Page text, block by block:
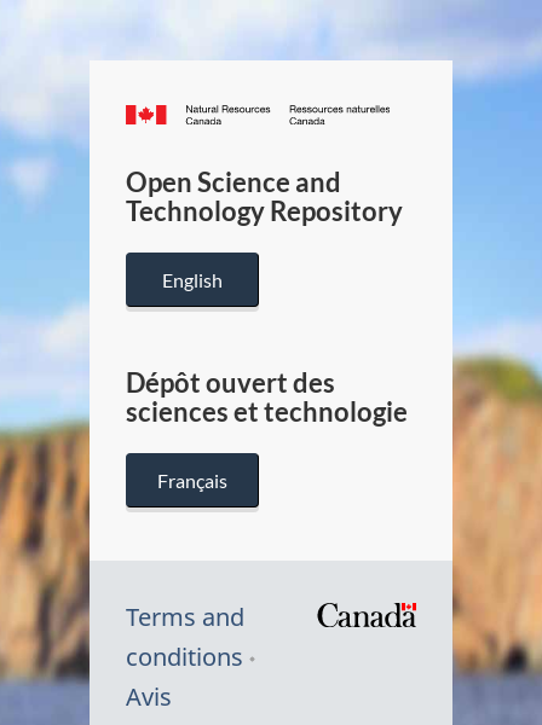
Canada.ca
/
Canada
Open Science and
Technology Repository
English
Dépôt ouvert des
sciences et technologie
Français
Terms and
conditions
Avis
Symbole